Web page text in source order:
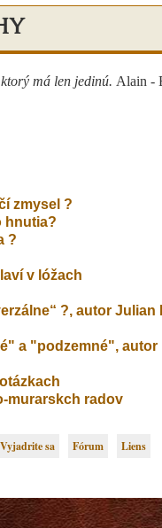
ý má len jedinú. Alain -
zmysel ?
hnutia?
?
v lóžach
?, autor Julian
a "podzemné", autor
murarskch radov
Vyjadrite sa Fórum Liens